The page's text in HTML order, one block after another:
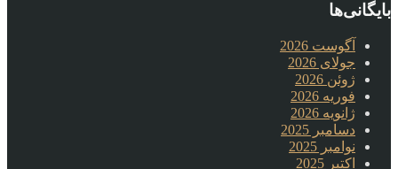
بایگانی‌ها
آگوست 2026
جولای 2026
ژوئن 2026
فوریه 2026
ژانویه 2026
دسامبر 2025
نوامبر 2025
اکتبر 2025